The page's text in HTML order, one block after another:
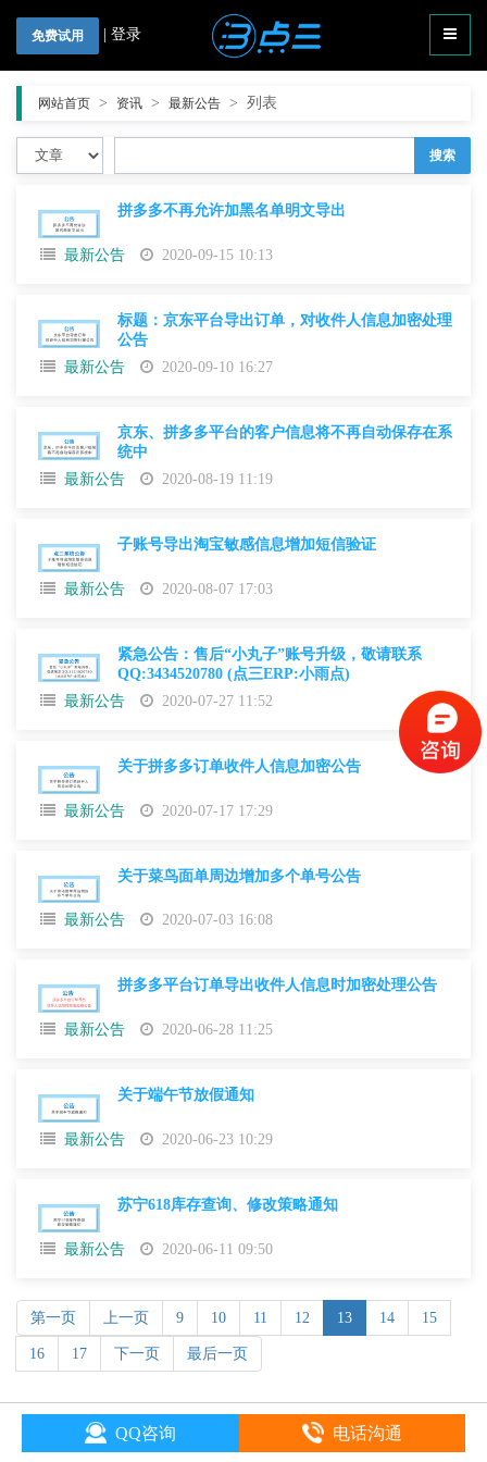
免费试用 登录
网站首页 > 资讯 > 最新公告 > 列表
搜索
拼多多不再允许加黑名单明文导出
最新公告 2020-09-15 10:13
标题：京东平台导出订单，对收件人信息加密处理
公告
最新公告
2020-09-10 16:27
京东、拼多多平台的客户信息将不再自动保存在系
统中
最新公告
2020-08-19 11:19
子账号导出淘宝敏感信息增加短信验证
最新公告 2020-08-07 17:03
紧急公告：售后“小丸子”账号升级，敬请联系
QQ:3434520780 (点三ERP:小雨点)
最新公告
2020-07-27 11:52
关于拼多多订单收件人信息加密公告
最新公告 2020-07-17 17:29
关于菜鸟面单周边增加多个单号公告
最新公告 2020-07-03 16:08
拼多多平台订单导出收件人信息时加密处理公告
最新公告 2020-06-28 11:25
关于端午节放假通知
最新公告 2020-06-23 10:29
苏宁618库存查询、修改策略通知
最新公告 2020-06-11 09:50
第一页 上一页 9 10 11 12 13 14 15
16 17 下一页 最后一页
QQ咨询 电话沟通